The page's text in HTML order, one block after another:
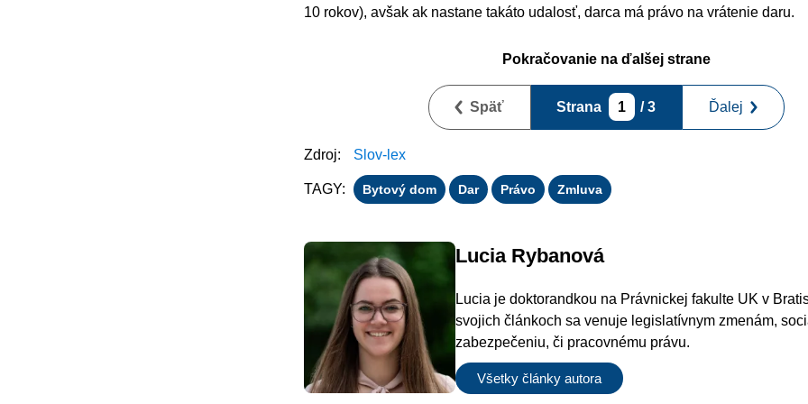
10 rokov), avšak ak nastane takáto udalosť, darca má právo na vrátenie daru.
Pokračovanie na ďalšej strane
Späť Strana 1 / 3 Ďalej
Zdroj: Slov-lex
TAGY: Bytový dom Dar Právo Zmluva
Lucia Rybanová
Lucia je doktorandkou na Právnickej fakulte UK v
svojich článkoch sa venuje legislatívnym zmenám,
zabezpečeniu, či pracovnému právu.
Všetky články autora